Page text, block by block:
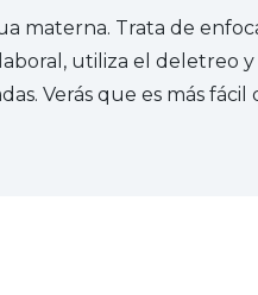
materna. Trata de
utiliza el deletreo
Verás que es más fácil